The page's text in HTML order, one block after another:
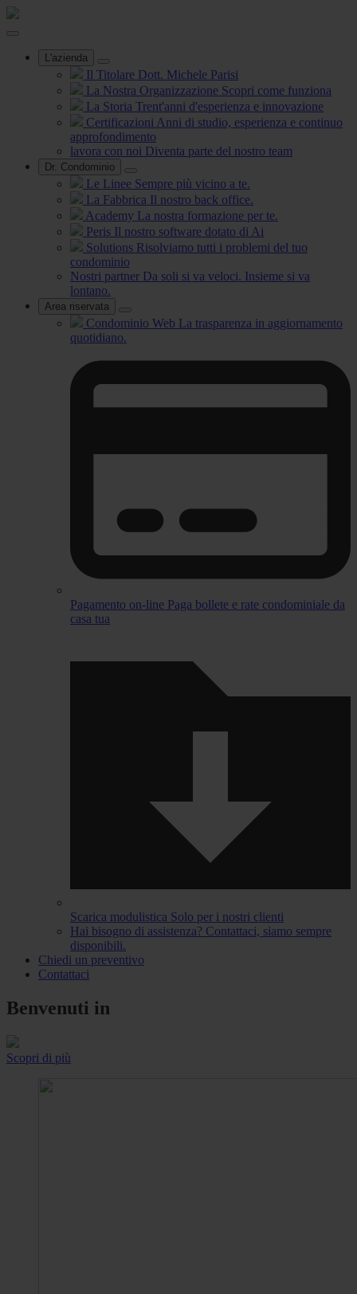
L'azienda
Il Titolare Dott. Michele Parisi
La Nostra Organizzazione Scopri come funziona
La Storia Trent'anni d'esperienza e innovazione
Certificazioni Anni di studio, esperienza e continuo
approfondimento
lavora con noi Diventa parte del nostro team
Dr. Condominio
Le Linee Sempre più vicino a te.
La Fabbrica Il nostro back office.
Academy La nostra formazione per te.
Peris Il nostro software dotato di Ai
Solutions Risolviamo tutti i problemi del tuo
condominio
Nostri partner Da soli si va veloci. Insieme si va
lontano.
Area riservata
Condominio Web La trasparenza in aggiornamento
quotidiano.
Pagamento on-line Paga bollete e rate condominiale da
casa tua
Scarica modulistica Solo per i nostri clienti
Hai bisogno di assistenza? Contattaci, siamo sempre
disponibili.
Chiedi un preventivo
Contattaci
Benvenuti in
Scopri di più